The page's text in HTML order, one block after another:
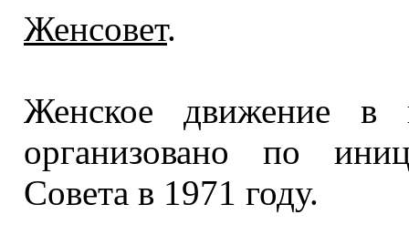
Женсовет.
Женское движение в
организовано по
Совета в 1971 году.